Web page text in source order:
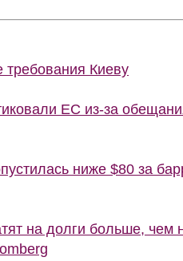
Киеву
ЕС из-за
ниже $80 за
на долги больше, чем